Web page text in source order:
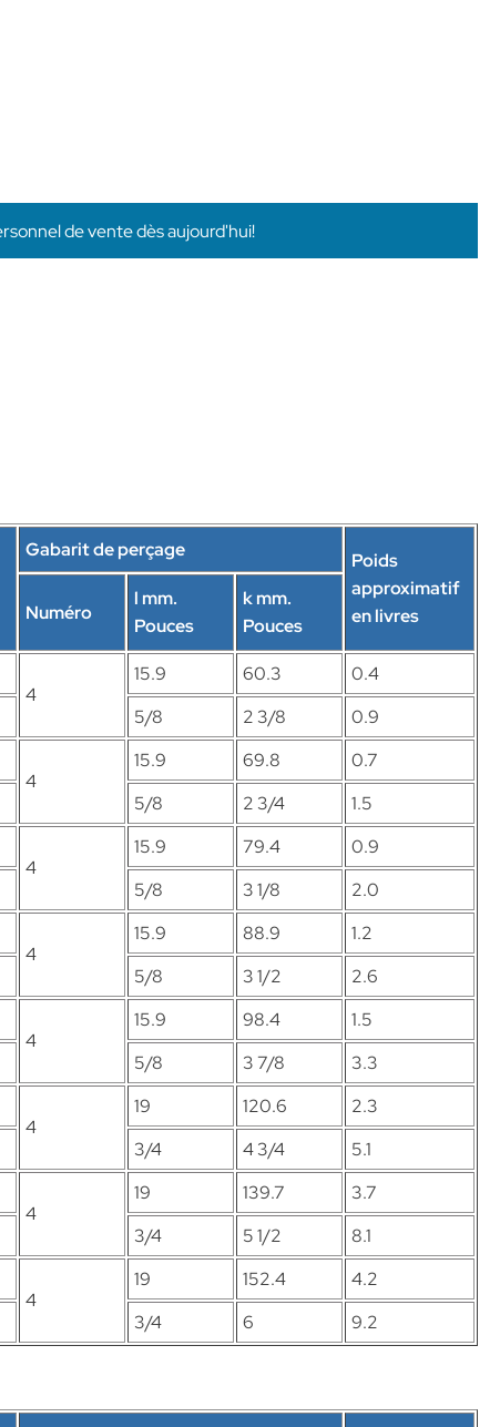
de vente dès aujourd'hui!
Gabarit de perçage
Poids
approximatif
en livres
Numéro
l mm.
Pouces
k mm.
Pouces
4
15.9 60.3
0.4
5/8 2 3/8 0.9
4
15.9 69.8
0.7
5/8 2 3/4 1.5
4
15.9 79.4
0.9
5/8 3 1/8 2.0
4
15.9 88.9
1.2
5/8 3 1/2 2.6
4
15.9 98.4
1.5
5/8 3 7/8 3.3
4
19 120.6
2.3
3/4 4 3/4 5.1
4
19 139.7
3.7
3/4 5 1/2 8.1
4
19 152.4
4.2
3/4 6 9.2